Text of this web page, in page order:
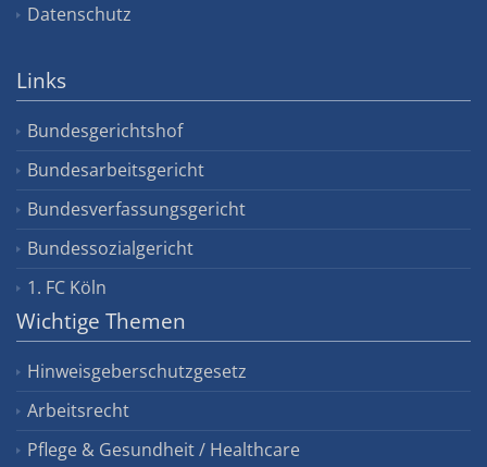
Datenschutz
Links
Bundesgerichtshof
Bundesarbeitsgericht
Bundesverfassungsgericht
Bundessozialgericht
1. FC Köln
Wichtige Themen
Hinweisgeberschutzgesetz
Arbeitsrecht
Pflege & Gesundheit / Healthcare